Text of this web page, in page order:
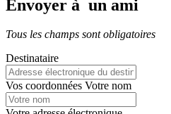
Envoyer à un ami
Tous les champs sont obligatoires
Destinataire
Vos coordonnées Votre nom